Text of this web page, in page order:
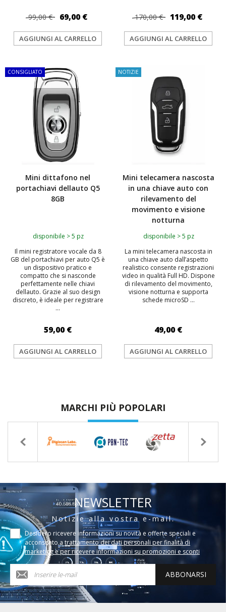
99,00 € 69,00 €
AGGIUNGI AL CARRELLO
170,00 € 119,00 €
AGGIUNGI AL CARRELLO
CONSIGLIATO
Mini dittafono nel
portachiavi dellauto Q5
8GB
disponibile > 5 pz
Il mini registratore vocale da 8
GB del portachiavi per auto Q5 è
un dispositivo pratico e
compatto che si nasconde
perfettamente nelle chiavi
dellauto. Grazie al suo design
discreto, è ideale per registrare
...
59,00 €
AGGIUNGI AL CARRELLO
NOTIZIE
Mini telecamera nascosta
in una chiave auto con
rilevamento del
movimento e visione
notturna
disponibile > 5 pz
La mini telecamera nascosta in
una chiave auto dall’aspetto
realistico consente registrazioni
video in qualità Full HD. Dispone
di rilevamento del movimento,
visione notturna e supporta
schede microSD ...
49,00 €
AGGIUNGI AL CARRELLO
MARCHI PIÙ POPOLARI
NEWSLETTER
Notizie alla vostra e-mail.
Desidero ricevere informazioni su novità e offerte speciali e
acconsento a trattamento dei dati personali per finalità di
marketing e per ricevere informazioni su promozioni e sconti
ABBONARSI